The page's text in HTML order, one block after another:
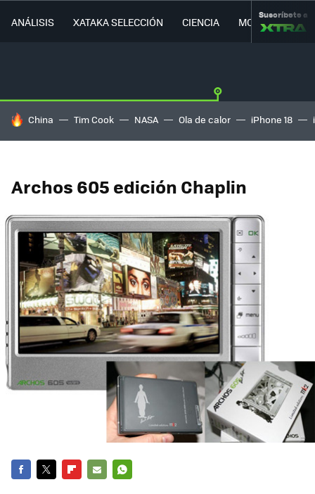
ANÁLISIS XATAKA SELECCIÓN CIENCIA MOVILIDAD
Suscríbete a
HOY SE HABLA DE
China Tim Cook NASA Ola de calor iPhone 18
Archos 605 edición Chaplin